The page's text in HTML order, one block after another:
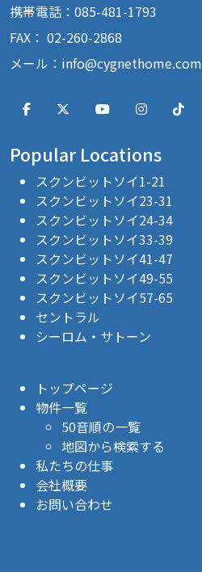
携帯電話：085-481-1793
FAX： 02-260-2868
メール： info@cygnethome.com
Popular Locations
スクンビットソイ1-21
スクンビットソイ23-31
スクンビットソイ24-34
スクンビットソイ33-39
スクンビットソイ41-47
スクンビットソイ49-55
スクンビットソイ57-65
セントラル
シーロム・サトーン
トップページ
物件一覧
50音順の一覧
地図から検索する
私たちの仕事
会社概要
お問い合わせ